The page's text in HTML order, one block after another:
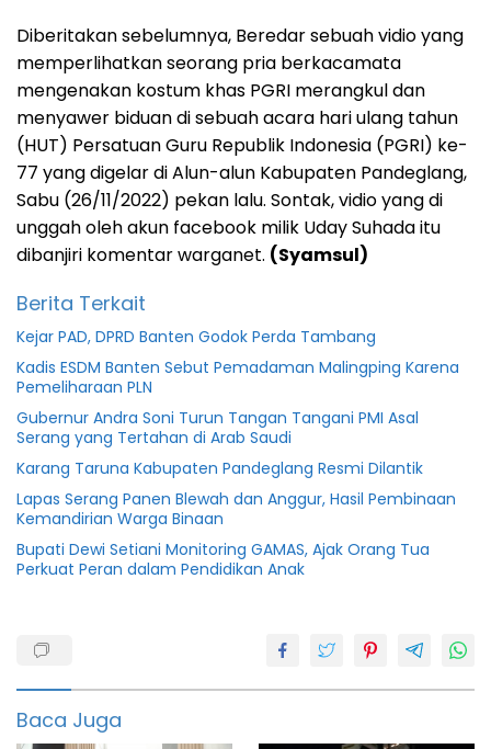
Diberitakan sebelumnya, Beredar sebuah vidio yang
memperlihatkan seorang pria berkacamata
mengenakan kostum khas PGRI merangkul dan
menyawer biduan di sebuah acara hari ulang tahun
(HUT) Persatuan Guru Republik Indonesia (PGRI) ke-
77 yang digelar di Alun-alun Kabupaten Pandeglang,
Sabu (26/11/2022) pekan lalu. Sontak, vidio yang di
unggah oleh akun facebook milik Uday Suhada itu
dibanjiri komentar warganet. (Syamsul)
Berita Terkait
Kejar PAD, DPRD Banten Godok Perda Tambang
Kadis ESDM Banten Sebut Pemadaman Malingping Karena
Pemeliharaan PLN
Gubernur Andra Soni Turun Tangan Tangani PMI Asal
Serang yang Tertahan di Arab Saudi
Karang Taruna Kabupaten Pandeglang Resmi Dilantik
Lapas Serang Panen Blewah dan Anggur, Hasil Pembinaan
Kemandirian Warga Binaan
Bupati Dewi Setiani Monitoring GAMAS, Ajak Orang Tua
Perkuat Peran dalam Pendidikan Anak
pendidikan
Koperasi
Baca Juga